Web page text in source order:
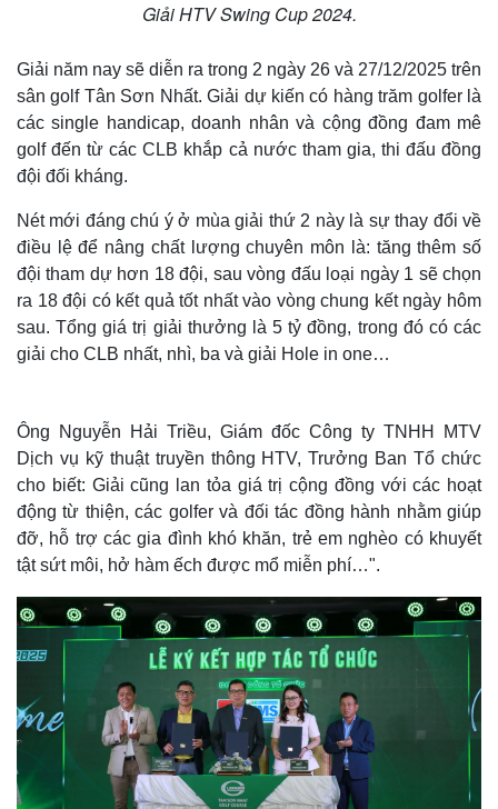
Thế giới
Cuộc sống đó đây
Hồ sơ
Multimedia
Video
Ảnh
E-Magazine
Infographic
Giải HTV Swing Cup 2024.
Giải năm nay sẽ diễn ra trong 2 ngày 26 và 27/12/2025 trên
sân golf Tân Sơn Nhất. Giải dự kiến có hàng trăm golfer là
các single handicap, doanh nhân và cộng đồng đam mê
golf đến từ các CLB khắp cả nước tham gia, thi đấu đồng
đội đối kháng.
Nét mới đáng chú ý ở mùa giải thứ 2 này là sự thay đổi về
điều lệ để nâng chất lượng chuyên môn là: tăng thêm số
đội tham dự hơn 18 đội, sau vòng đấu loại ngày 1 sẽ chọn
ra 18 đội có kết quả tốt nhất vào vòng chung kết ngày hôm
sau. Tổng giá trị giải thưởng là 5 tỷ đồng, trong đó có các
giải cho CLB nhất, nhì, ba và giải Hole in one…
Ông Nguyễn Hải Triều, Giám đốc Công ty TNHH MTV
Dịch vụ kỹ thuật truyền thông HTV, Trưởng Ban Tổ chức
cho biết: Giải cũng lan tỏa giá trị cộng đồng với các hoạt
động từ thiện, các golfer và đối tác đồng hành nhằm giúp
đỡ, hỗ trợ các gia đình khó khăn, trẻ em nghèo có khuyết
tật sứt môi, hở hàm ếch được mổ miễn phí…".